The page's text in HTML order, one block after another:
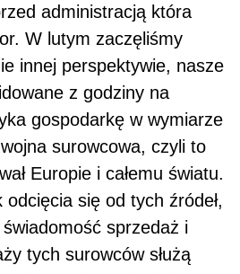
administracją która
W lutym zaczęliśmy
innej perspektywie, nasze
z godziny na
gospodarkę w wymiarze
surowcowa, czyli to
Europie i całemu światu.
odcięcia się od tych źródeł,
sprzedaż i
tych surowców służą